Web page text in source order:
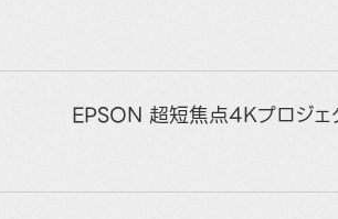
EPSON 超短焦点4Kプロジ